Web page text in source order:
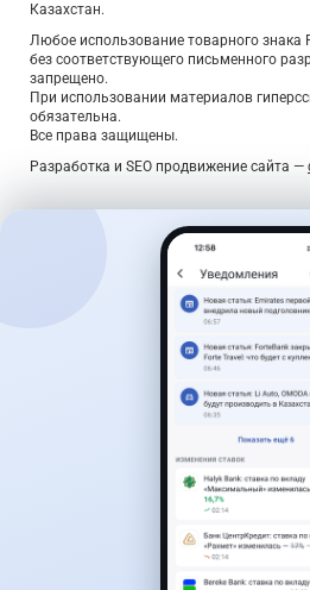
Казахстан.
Любое использование товарного знака
без соответствующего письменного
запрещено.
При использовании материалов
обязательна.
Все права защищены.
Разработка и SEO продвижение сайта —
Дайджест о деньгах —
Главные новости, лучшие
валют — коротко, по делу, без
Подтверждение — по ссылке в